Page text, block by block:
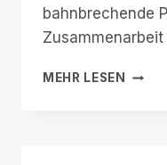
bahnbrechende
MEHR LESEN